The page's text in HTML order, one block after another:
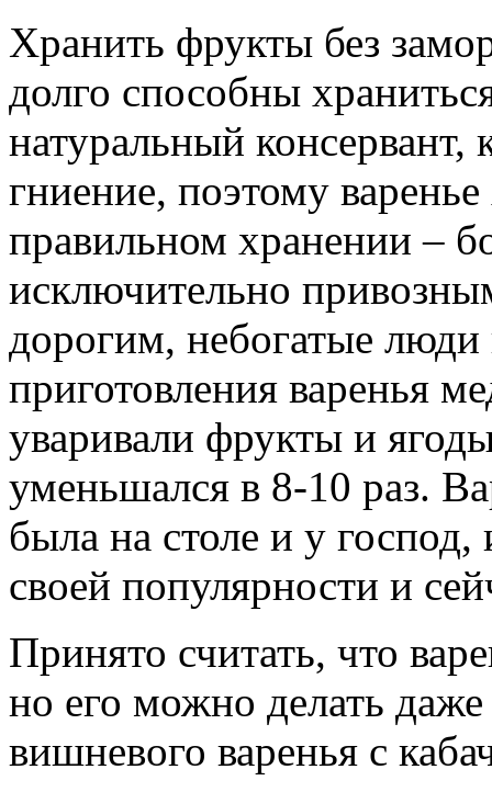
Хранить фрукты без
долго способны
натуральный консервант,
гниение, поэтому
правильном хранении –
исключительно
дорогим, небогатые люди
приготовления варенья
уваривали фрукты и
уменьшался в 8-10 раз.
была на столе и у господ,
своей популярности и
Принято считать, что
но его можно делать
вишневого варенья с